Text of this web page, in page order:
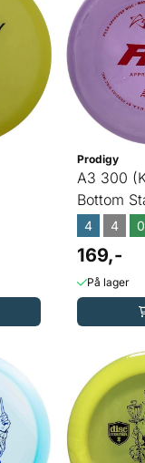
Prodigy
A3 300
Bottom
4 4 0
169,-
På lager